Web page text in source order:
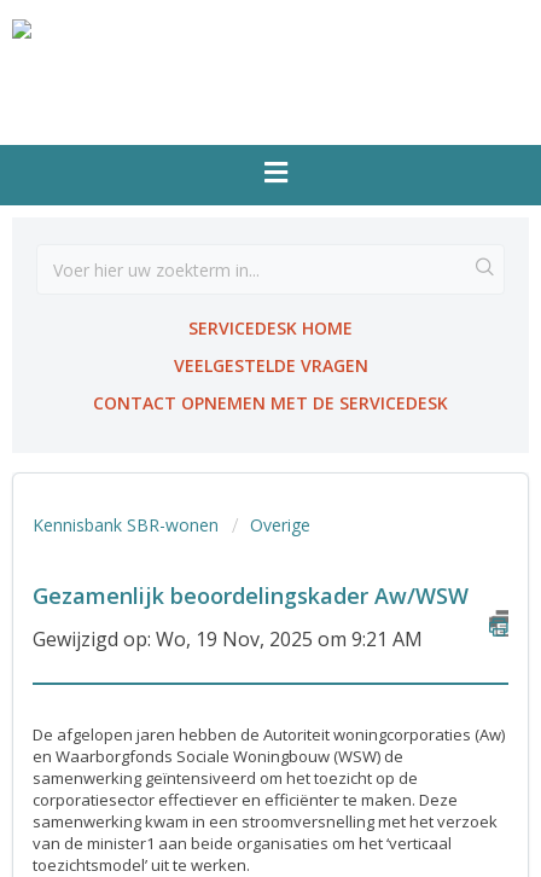
SERVICEDESK HOME
VEELGESTELDE VRAGEN
CONTACT OPNEMEN MET DE SERVICEDESK
Kennisbank SBR-wonen Overige
Gezamenlijk beoordelingskader Aw/WSW
Gewijzigd op: Wo, 19 Nov, 2025 om 9:21 AM
De afgelopen jaren hebben de Autoriteit woningcorporaties (Aw)
en Waarborgfonds Sociale Woningbouw (WSW) de
samenwerking geïntensiveerd om het toezicht op de
corporatiesector effectiever en efficiënter te maken. Deze
samenwerking kwam in een stroomversnelling met het verzoek
van de minister1 aan beide organisaties om het ‘verticaal
toezichtsmodel’ uit te werken.